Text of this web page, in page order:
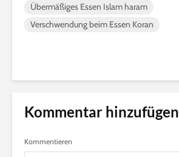
Übermäßiges Essen Islam haram
Verschwendung beim Essen Koran
Kommentar hinzufügen
Kommentieren